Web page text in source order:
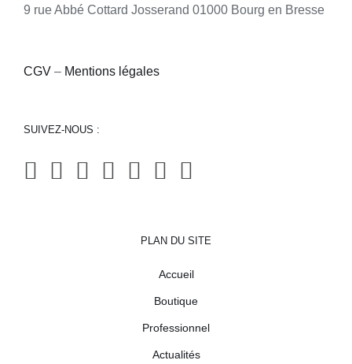
9 rue Abbé Cottard Josserand 01000 Bourg en Bresse
CGV – Mentions légales
SUIVEZ-NOUS :
PLAN DU SITE
Accueil
Boutique
Professionnel
Actualités